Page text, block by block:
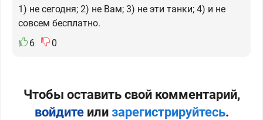
1) не сегодня; 2) не Вам; 3) не эти танки; 4) и не
совсем бесплатно.
6
0
Чтобы оставить свой комментарий,
войдитеили зарегистрируйтесь.